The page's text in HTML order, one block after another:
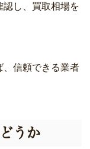
し、買取相場を
、信頼できる業者
うか